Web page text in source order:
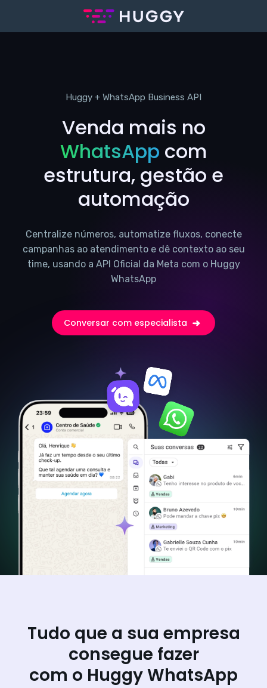
Huggy + WhatsApp Business API
Venda mais no
WhatsApp com
estrutura, gestão e
automação
Centralize números, automatize fluxos, conecte
campanhas ao atendimento e dê contexto ao seu
time, usando a API Oficial da Meta com o Huggy
WhatsApp
Conversar com especialista
Tudo que a sua empresa
consegue fazer
com o Huggy WhatsApp